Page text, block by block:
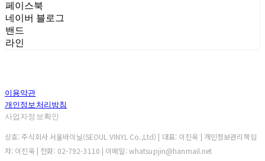
페이스북
네이버 블로그
밴드
라인
이용약관
개인정보처리방침
사업자정보확인
상호: 주식회사 서울바이닐(SEOUL VINYL Co.,Ltd) | 대표: 이진욱 | 개인정보관리책임
자: 이진욱 | 전화: 02-792-3110 | 이메일: whatsupjin@hanmail.net